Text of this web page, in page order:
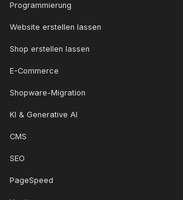
Programmierung
Website erstellen lassen
Shop erstellen lassen
E-Commerce
Shopware-Migration
KI & Generative AI
CMS
SEO
PageSpeed